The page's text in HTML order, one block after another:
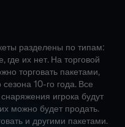
разделены по типам:
где их нет. На торговой
торговать пакетами,
10-го года. Все
игрока будут
можно будет продать.
и другими пакетами.